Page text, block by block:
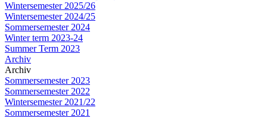
Wintersemester 2025/26
Wintersemester 2024/25
Sommersemester 2024
Winter term 2023-24
Summer Term 2023
Archiv
Archiv
Sommersemester 2023
Sommersemester 2022
Wintersemester 2021/22
Sommersemester 2021